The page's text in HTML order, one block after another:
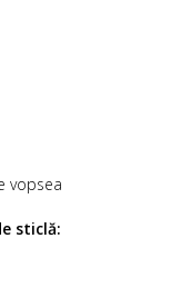
vopsea
sticlă: